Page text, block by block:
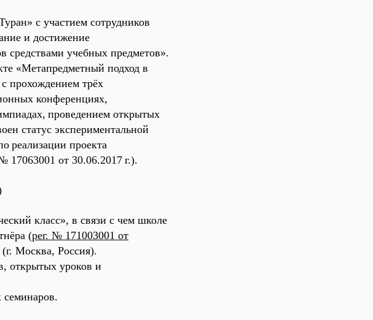
с участием сотрудников
и достижение
средствами учебных предметов».
«Метапредметный подход в
прохождением трёх
конференциях,
проведением открытых
статус экспериментальной
реализации проекта
17063001 от 30.06.2017 г.).
класс», в связи с чем школе
(рег. № 171003001 от
(г. Москва, Россия).
открытых уроков и
семинаров.